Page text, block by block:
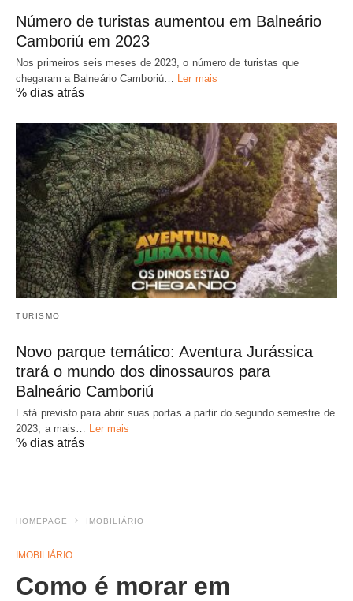
Número de turistas aumentou em Balneário
Camboriú em 2023
Nos primeiros seis meses de 2023, o número de turistas que
chegaram a Balneário Camboriú…
Ler mais
% dias atrás
TURISMO
Novo parque temático: Aventura Jurássica
trará o mundo dos dinossauros para
Balneário Camboriú
Está previsto para abrir suas portas a partir do segundo semestre de
2023, a mais… Ler mais
% dias atrás